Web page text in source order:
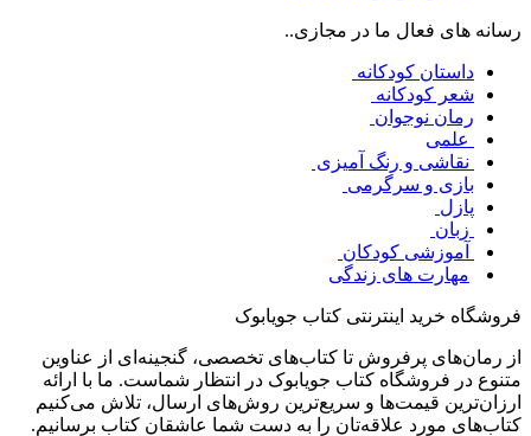
رسانه های فعال ما در مجازی..
داستان کودکانه
شعر کودکانه
رمان نوجوان
علمی
نقاشی و رنگ آمیزی
بازی و سرگرمی
پازل
زبان
آموزشی کودکان
مهارت های زندگی
فروشگاه خرید اینترنتی کتاب جویابوک
از رمان‌های پرفروش تا کتاب‌های تخصصی، گنجینه‌ای از عناوین
متنوع در فروشگاه کتاب جویابوک در انتظار شماست. ما با ارائه
ارزان‌ترین قیمت‌ها و سریع‌ترین روش‌های ارسال، تلاش می‌کنیم
کتاب‌های مورد علاقه‌تان را به دست شما عاشقان کتاب برسانیم.